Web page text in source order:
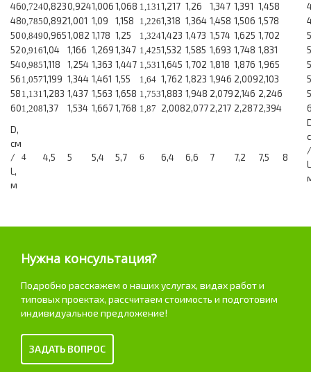
460,7240,8230,9241,0061,068 1,1311,217 1,26 1,347 1,391 1,458
480,7850,8921,001 1,09 1,158 1,2261,318 1,364 1,458 1,506 1,578
500,8490,9651,082 1,178 1,25 1,3241,423 1,473 1,574 1,625 1,702
520,9161,04 1,166 1,2691,347 1,4251,532 1,585 1,693 1,748 1,831
540,9851,118 1,254 1,363 1,447 1,5311,645 1,702 1,818 1,876 1,965
56 1,0571,199 1,344 1,461 1,55 1,64 1,762 1,823 1,946 2,0092,103
58 1,1311,283 1,437 1,563 1,658 1,7531,883 1,948 2,0792,146 2,246
601,2081,37 1,534 1,6671,768 1,87 2,0082,0772,217 2,2872,394
D,
см
/
L,
м
4 4,5 5 5,4 5,7 6 6,4 6,6 7 7,2 7,5 8
/
Нужна консультация?
Подробно расскажем о наших услугах, видах работ и
типовых проектах, рассчитаем стоимость и подготовим
индивидуальное предложение!
ЗАДАТЬ ВОПРОС